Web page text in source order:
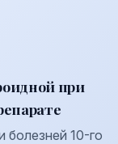
при
10-го